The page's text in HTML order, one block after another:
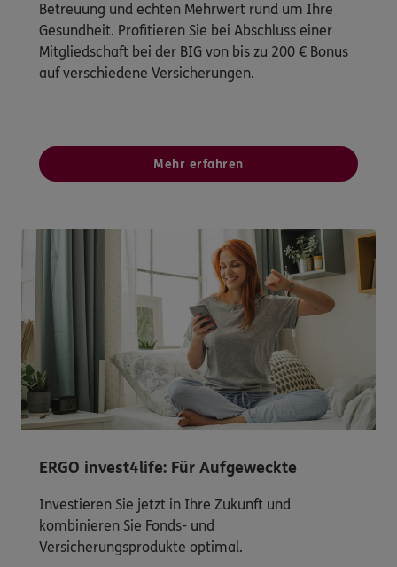
Betreuung und echten Mehrwert rund um Ihre
Gesundheit. Profitieren Sie bei Abschluss einer
Mitgliedschaft bei der BIG von bis zu 200 € Bonus
auf verschiedene Versicherungen.
Mehr erfahren
ERGO invest4life: Für Aufgeweckte
Investieren Sie jetzt in Ihre Zukunft und
kombinieren Sie Fonds- und
Versicherungsprodukte optimal.